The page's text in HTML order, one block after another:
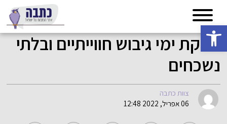
פתח סרגל נגישות
הפקת ימי גיבוש חווייתיים ובלתי
נשכחים
צוות כתבה
06 אפריל, 2022 12:48